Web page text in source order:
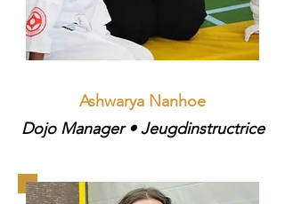
Ashwarya Nanhoe​
Dojo Manager • Jeugdinstructrice